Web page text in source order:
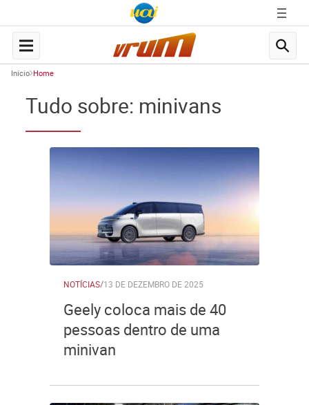
Início Home
Tudo sobre: minivans
NOTÍCIAS/13 DE DEZEMBRO DE 2025
Geely coloca mais de 40
pessoas dentro de uma
minivan